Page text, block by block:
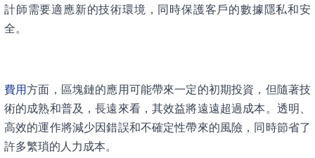
計師需要適應新的技術環境，同時保護客戶的數據隱私和安
全。
費用方面，區塊鏈的應用可能帶來一定的初期投資，但隨著技
術的成熟和普及，長遠來看，其效益將遠遠超過成本。透明、
高效的運作將減少因錯誤和不確定性帶來的風險，同時節省了
許多繁瑣的人力成本。